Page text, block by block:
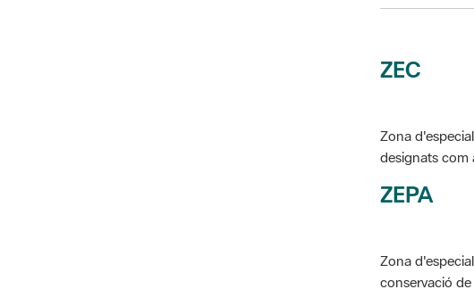
ZEC
Zona
designats com
ZEPA
Zona
conservació